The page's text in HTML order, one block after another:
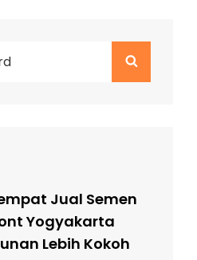
Search
Jual Semen
Yogyakarta
Lebih Kokoh